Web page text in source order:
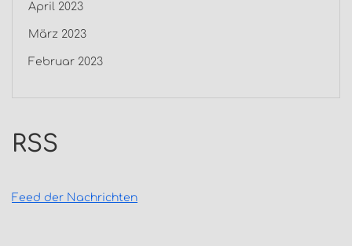
April 2023
März 2023
Februar 2023
RSS
Feed der Nachrichten